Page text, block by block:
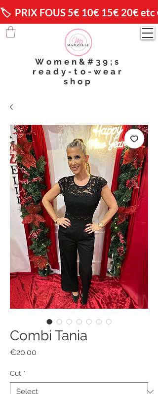
🏷️  PRIX FOUS 5€ 10€ 15€ 20€ etc
Women&#39;s
ready-to-wear
shop
Combi Tania
€20.00
Cut *